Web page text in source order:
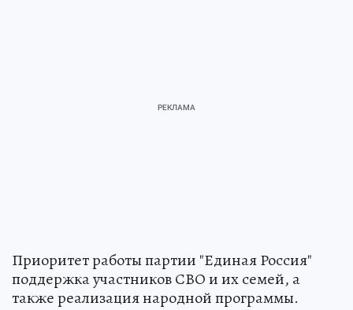
Приоритет работы партии "Единая Россия"
поддержка участников СВО и их семей, а
также реализация народной программы.